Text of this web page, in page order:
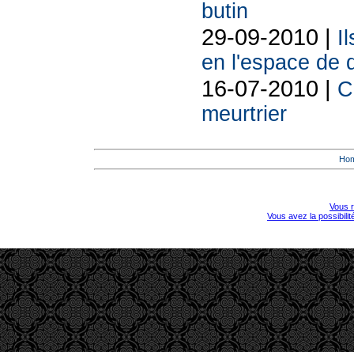
butin
29-09-2010 |
en l'espace de
16-07-2010 |
meurtrier
Vous
Vous avez la